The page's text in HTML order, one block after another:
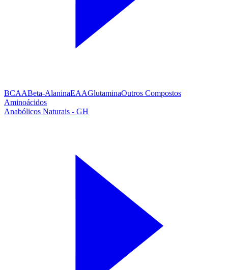
BCAABeta-AlaninaEAAGlutaminaOutros Compostos
Aminoácidos
Anabólicos Naturais - GH